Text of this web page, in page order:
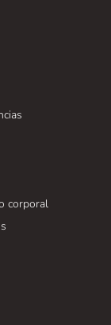
corporal